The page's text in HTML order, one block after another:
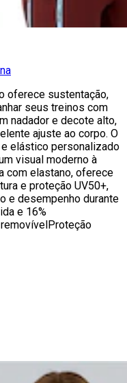
oferece sustentação,
seus treinos com
nadador e decote alto,
ajuste ao corpo. O
elástico personalizado
visual moderno à
com elastano, oferece
e proteção UV50+,
e desempenho durante
e 16%